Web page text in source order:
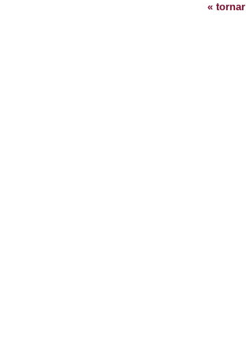
« tornar